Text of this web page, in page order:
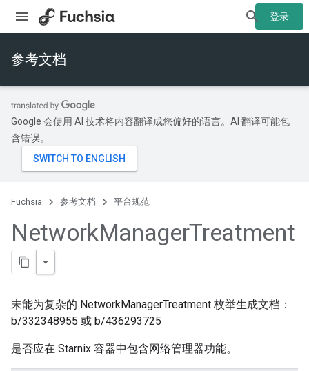
登录
参考文档
Google 会使用 AI 技术将内容翻译成您偏好的语言。AI 翻译可能包
含错误。
Fuchsia 参考文档 平台规范
NetworkManagerTreatment
未能为复杂的 NetworkManagerTreatment 枚举生成文档：
b/332348955 或 b/436293725
是否应在 Starnix 容器中包含网络管理器功能。